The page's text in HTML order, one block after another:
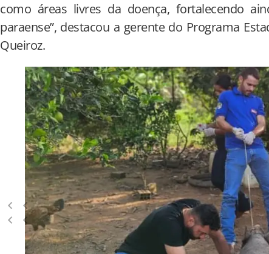
como áreas livres da doença, fortalecendo
paraense”, destacou a gerente do Programa
Queiroz.